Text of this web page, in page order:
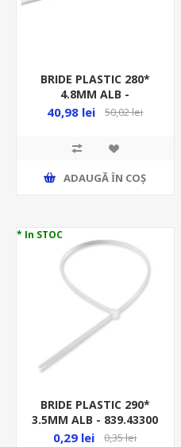
BRIDE PLASTIC 280*
4.8MM ALB -
100BUC/PUNGA -
40,98 lei 50,02 lei
ADAUGĂ ȊN COŞ
* In STOC
BRIDE PLASTIC 290*
3.5MM ALB - 839.43300
0,29 lei 0,35 lei